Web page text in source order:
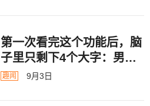
第一次看完这个功能后，脑
子里只剩下4个大字：男德
银行
趣闻 9月3日